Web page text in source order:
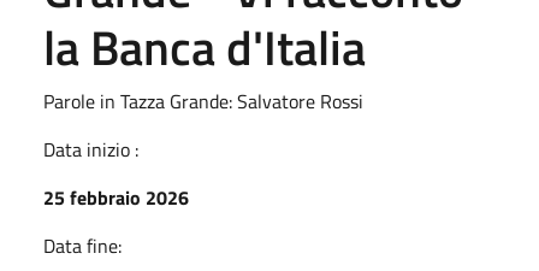
la Banca d'Italia
Parole in Tazza Grande: Salvatore Rossi
Data inizio :
25 febbraio 2026
Data fine: